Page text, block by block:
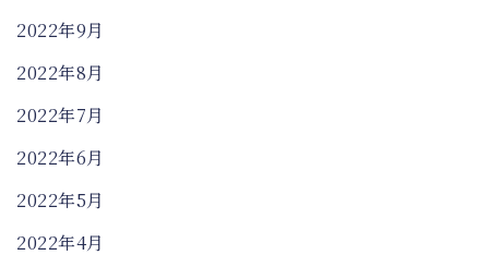
2022年9月
2022年8月
2022年7月
2022年6月
2022年5月
2022年4月